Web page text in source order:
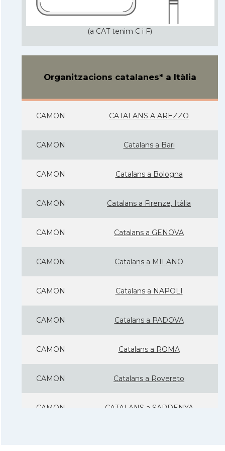
(a CAT tenim C i F)
Organitzacions catalanes* a Itàlia
CAMON CATALANS A AREZZO
CAMON Catalans a Bari
CAMON Catalans a Bologna
CAMON Catalans a Firenze, Itàlia
CAMON Catalans a GENOVA
CAMON Catalans a MILANO
CAMON Catalans a NAPOLI
CAMON Catalans a PADOVA
CAMON Catalans a ROMA
CAMON Catalans a Rovereto
CAMON CATALANS a SARDENYA